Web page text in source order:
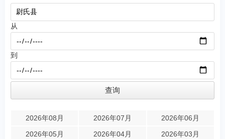
从
到
2026年08月 2026年07月
2026年06月
2026年05月
2026年04月
2026年03月